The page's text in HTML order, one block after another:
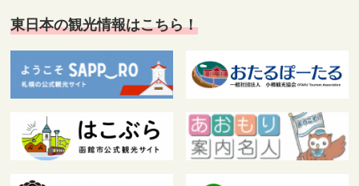
東日本の観光情報はこちら！